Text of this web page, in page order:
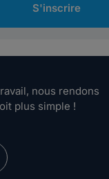
S'inscrire
nous rendons
plus simple !